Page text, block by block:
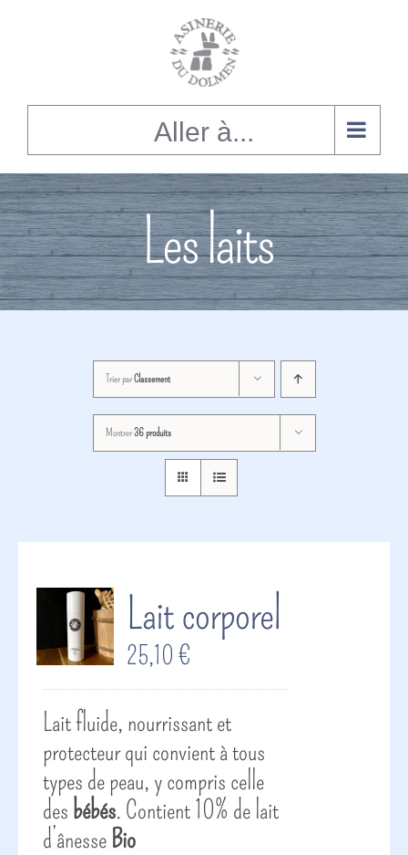
Aller à...
Les laits
Trier parClassement
Montrer36 produits
Lait corporel
25,10€
Lait fluide, nourrissant et
protecteur qui convient à tous
types de peau, y compris celle
des bébés. Contient 10% de lait
d’ânesse Bio